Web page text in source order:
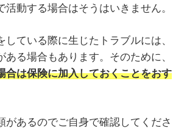
活動する場合はそうはいきません。
している際に生じたトラブルには、
ある場合もあります。そのために、
合は保険に加入しておくことをおす
があるのでご自身で確認してくださ